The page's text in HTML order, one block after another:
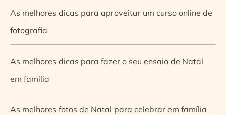
As melhores dicas para aproveitar um curso online de
fotografia
As melhores dicas para fazer o seu ensaio de Natal
em família
As melhores fotos de Natal para celebrar em família